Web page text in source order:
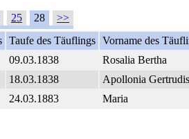
25 28
>>
Taufe des Täuflings Vorname des
09.03.1838 Rosalia Bertha
18.03.1838 Apollonia Gertrudis
24.03.1883 Maria